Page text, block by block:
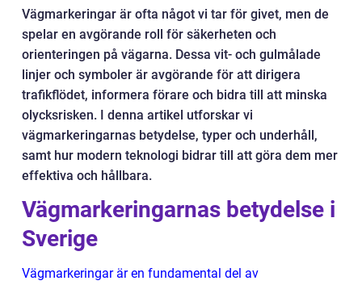
Vägmarkeringar är ofta något vi tar för givet, men de
spelar en avgörande roll för säkerheten och
orienteringen på vägarna. Dessa vit- och gulmålade
linjer och symboler är avgörande för att dirigera
trafikflödet, informera förare och bidra till att minska
olycksrisken. I denna artikel utforskar vi
vägmarkeringarnas betydelse, typer och underhåll,
samt hur modern teknologi bidrar till att göra dem mer
effektiva och hållbara.
Vägmarkeringarnas betydelse i
Sverige
Vägmarkeringar är en fundamental del av